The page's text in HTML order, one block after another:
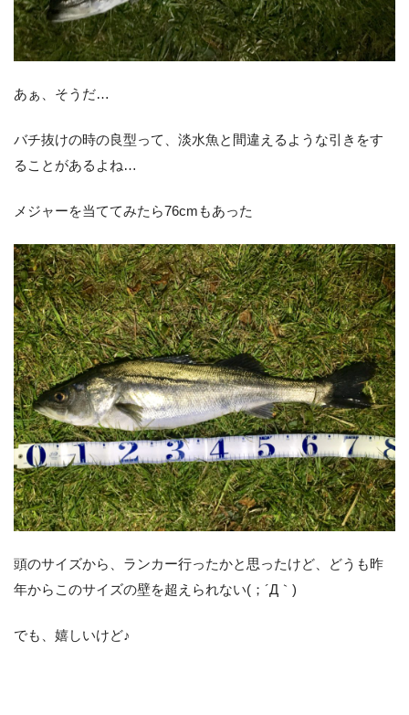
あぁ、そうだ…
バチ抜けの時の良型って、淡水魚と間違えるような引きをす
ることがあるよね…
メジャーを当ててみたら76cmもあった
頭のサイズから、ランカー行ったかと思ったけど、どうも昨
年からこのサイズの壁を超えられない(；´Д｀)
でも、嬉しいけど♪